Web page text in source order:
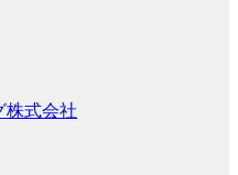
株式会社